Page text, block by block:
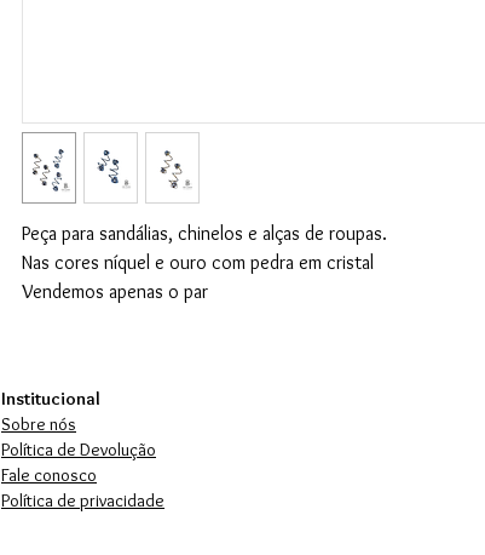
Peça para sandálias, chinelos e alças de roupas.
Nas cores níquel e ouro com pedra em cristal
Vendemos apenas o par
Institucional
Sobre nós
Política de Devolução
Fale conosco
Política de privacidade